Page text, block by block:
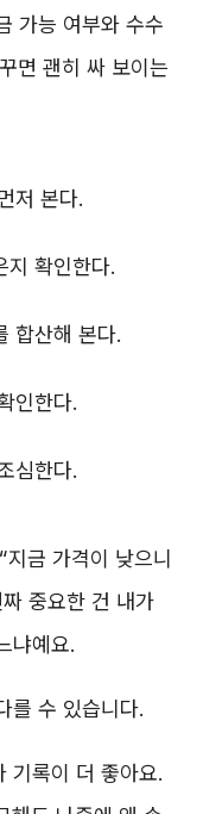
가능 여부와 수수
면 괜히 싸 보이는
저 본다.
지 확인한다.
합산해 본다.
인한다.
심한다.
금 가격이 낮으니
중요한 건 내가
냐예요.
를 수 있습니다.
기록이 더 좋아요.